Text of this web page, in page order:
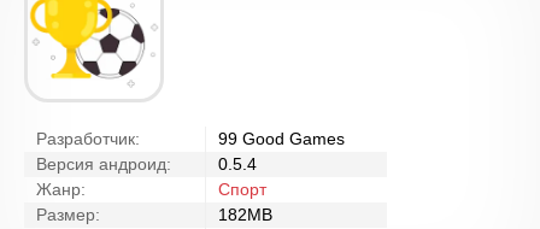
Разработчик:
99 Good Games
Версия андроид:
0.5.4
Жанр:
Спорт
Размер:
182MB